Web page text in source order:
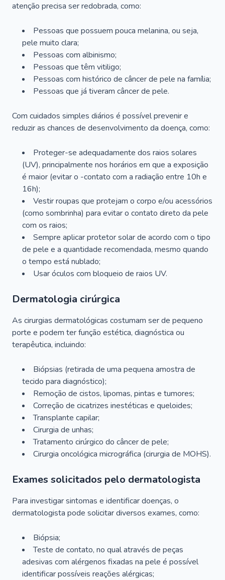
atenção precisa ser redobrada, como:
Pessoas que possuem pouca melanina, ou seja,
pele muito clara;
Pessoas com albinismo;
Pessoas que têm vitiligo;
Pessoas com histórico de câncer de pele na família;
Pessoas que já tiveram câncer de pele.
Com cuidados simples diários é possível prevenir e
reduzir as chances de desenvolvimento da doença, como:
Proteger-se adequadamente dos raios solares
(UV), principalmente nos horários em que a exposição
é maior (evitar o -contato com a radiação entre 10h e
16h);
Vestir roupas que protejam o corpo e/ou acessórios
(como sombrinha) para evitar o contato direto da pele
com os raios;
Sempre aplicar protetor solar de acordo com o tipo
de pele e a quantidade recomendada, mesmo quando
o tempo está nublado;
Usar óculos com bloqueio de raios UV.
Dermatologia cirúrgica
As cirurgias dermatológicas costumam ser de pequeno
porte e podem ter função estética, diagnóstica ou
terapêutica, incluindo:
Biópsias (retirada de uma pequena amostra de
tecido para diagnóstico);
Remoção de cistos, lipomas, pintas e tumores;
Correção de cicatrizes inestéticas e queloides;
Transplante capilar;
Cirurgia de unhas;
Tratamento cirúrgico do câncer de pele;
Cirurgia oncológica micrográfica (cirurgia de MOHS).
Exames solicitados pelo dermatologista
Para investigar sintomas e identificar doenças, o
dermatologista pode solicitar diversos exames, como:
Biópsia;
Teste de contato, no qual através de peças
adesivas com alérgenos fixadas na pele é possível
identificar possíveis reações alérgicas;